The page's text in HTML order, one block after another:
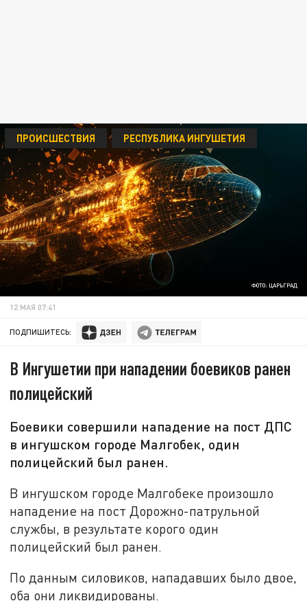
ФОТО: ЦАРЬГРАД
ПРОИСШЕСТВИЯ РЕСПУБЛИКА ИНГУШЕТИЯ
12 МАЯ 07:41
ПОДПИШИТЕСЬ:
В Ингушетии при нападении боевиков ранен
полицейский
Боевики совершили нападение на пост ДПС
в ингушском городе Малгобек, один
полицейский был ранен.
В ингушском городе Малгобеке произошло
нападение на пост Дорожно-патрульной
службы, в результате корого один
полицейский был ранен.
По данным силовиков, нападавших было двое,
оба они ликвидированы.